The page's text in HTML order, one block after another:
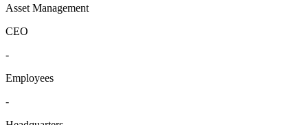
Asset Management
CEO
-
Employees
-